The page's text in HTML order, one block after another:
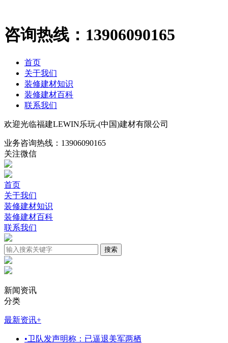
咨询热线： 13906090165
首页
关于我们
装修建材知识
装修建材百科
联系我们
欢迎光临福建LEWIN乐玩-(中国)建材有限公司
业务咨询热线： 13906090165
关注微信
首页
关于我们
装修建材知识
装修建材百科
联系我们
新闻资讯
分类
最新资讯+
•卫队发声明称：已逼退美军两栖